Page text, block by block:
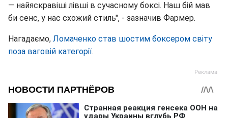
— найяскравіші лівші в сучасному боксі. Наш бій мав
би сенс, у нас схожий стиль", - зазначив Фармер.
Нагадаємо, Ломаченко став шостим боксером світу
поза ваговій категорії.